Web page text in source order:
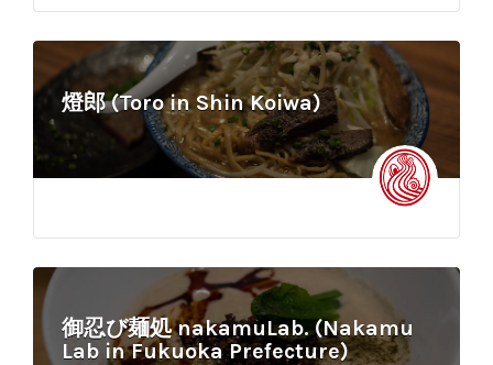
燈郎 (Toro in Shin Koiwa)
御忍び麺処 nakamuLab. (Nakamu
Lab in Fukuoka Prefecture)